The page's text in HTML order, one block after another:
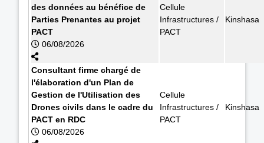
des données au bénéfice de
Parties Prenantes au projet
PACT
06/08/2026
Cellule
Infrastructures /
PACT
Kinshasa
Consultant firme chargé de
l'élaboration d'un Plan de
Gestion de l'Utilisation des
Drones civils dans le cadre du
PACT en RDC
06/08/2026
Cellule
Infrastructures /
PACT
Kinshasa